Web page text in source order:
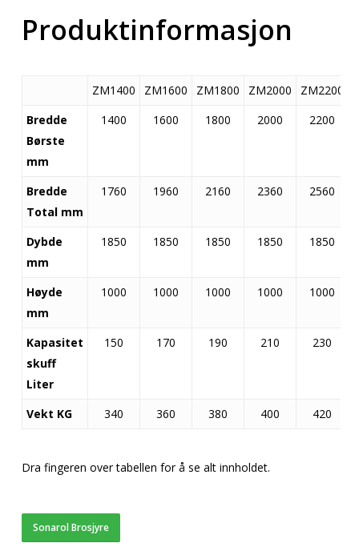
Produktinformasjon
ZM1400 ZM1600 ZM1800 ZM2000 ZM2200
Bredde
Børste
mm
1400 1600 1800 2000 2200
Bredde
Total mm
1760 1960 2160 2360 2560
Dybde
mm
1850 1850 1850 1850 1850
Høyde
mm
1000 1000 1000 1000 1000
Kapasitet
skuff
Liter
150 170 190 210 230
Vekt KG 340 360 380 400 420
Dra fingeren over tabellen for å se alt innholdet.
Sonarol Brosjyre